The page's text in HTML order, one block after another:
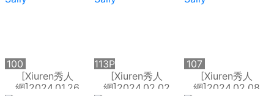
[Xiuren秀人
網]2024.01.26
100
[Xiuren秀人
網]2024.02.02
113P
[Xiuren秀人
網]2024.02.08
107